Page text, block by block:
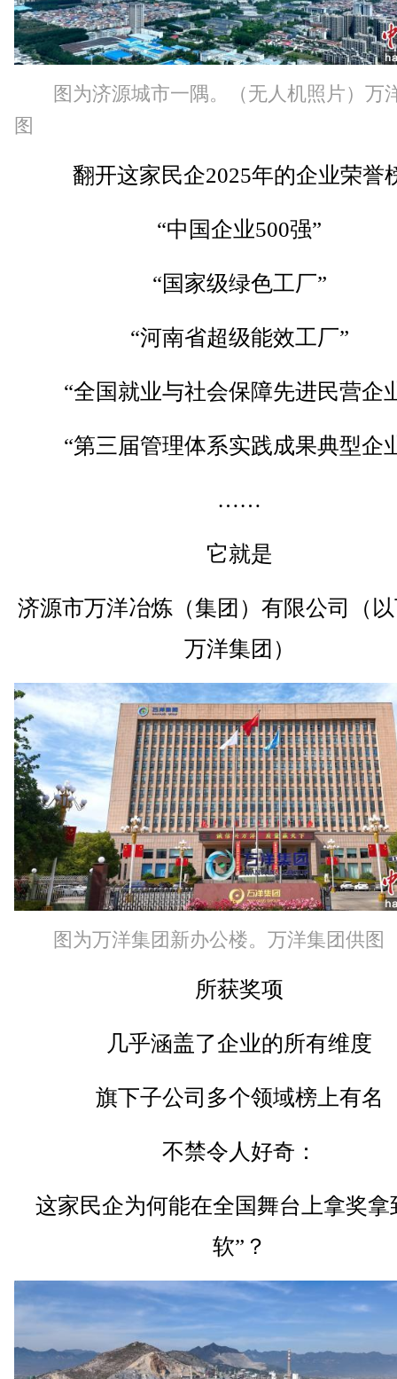
图为济源城市一隅。（无人机照片）万
图
翻开这家民企2025年的企业荣誉
“中国企业500强”
“国家级绿色工厂”
“河南省超级能效工厂”
“全国就业与社会保障先进民营企
“第三届管理体系实践成果典型企
……
它就是
济源市万洋冶炼（集团）有限公司（
万洋集团）
图为万洋集团新办公楼。万洋集团供图
所获奖项
几乎涵盖了企业的所有维度
旗下子公司多个领域榜上有名
不禁令人好奇：
这家民企为何能在全国舞台上拿奖拿
软”？